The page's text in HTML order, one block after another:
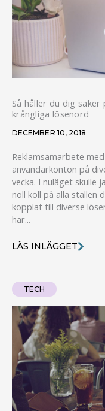
Så håller du dig
krångliga lösenord
DECEMBER 10, 2018
Reklamsamarbete
användarkonton på
vecka. I nuläget skulle
noll koll på alla ställen
kopplat till diverse
här...
LÄS INLÄGGET
TECH